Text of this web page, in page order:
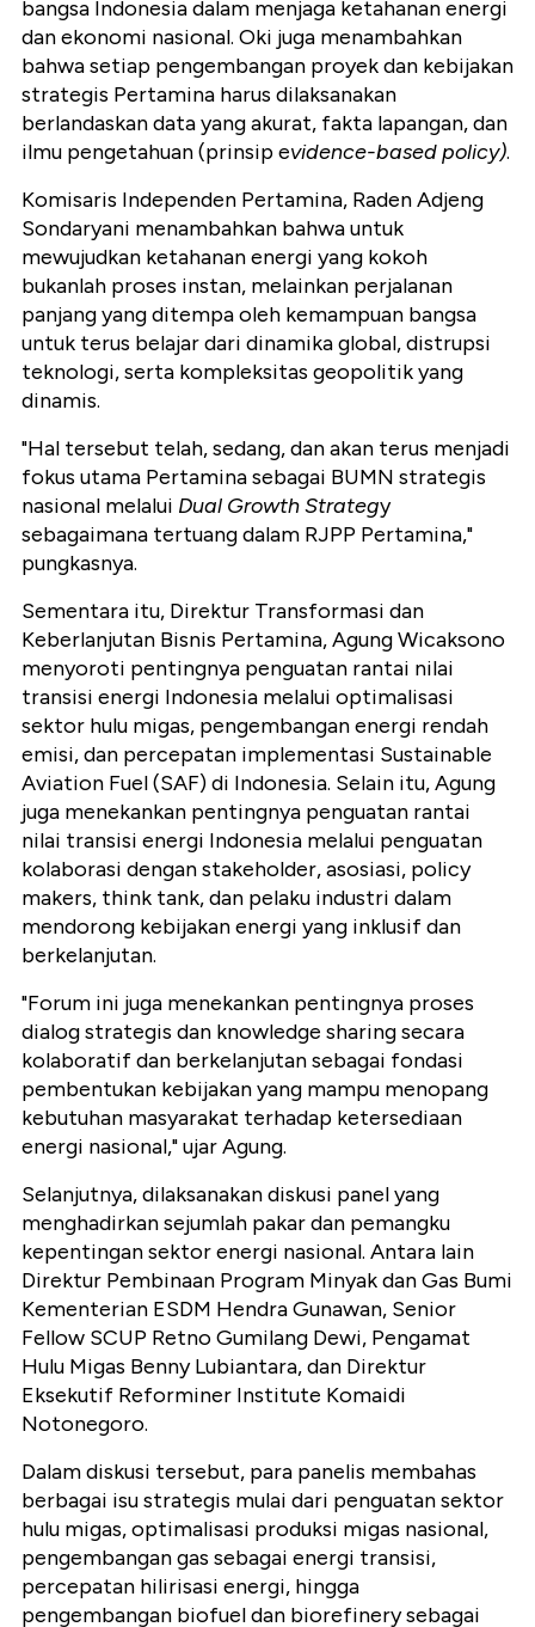
bangsa Indonesia dalam menjaga ketahanan energi
dan ekonomi nasional. Oki juga menambahkan
bahwa setiap pengembangan proyek dan kebijakan
strategis Pertamina harus dilaksanakan
berlandaskan data yang akurat, fakta lapangan, dan
ilmu pengetahuan (prinsip evidence-based policy).
Komisaris Independen Pertamina, Raden Adjeng
Sondaryani menambahkan bahwa untuk
mewujudkan ketahanan energi yang kokoh
bukanlah proses instan, melainkan perjalanan
panjang yang ditempa oleh kemampuan bangsa
untuk terus belajar dari dinamika global, distrupsi
teknologi, serta kompleksitas geopolitik yang
dinamis.
"Hal tersebut telah, sedang, dan akan terus menjadi
fokus utama Pertamina sebagai BUMN strategis
nasional melalui Dual Growth Strategy
sebagaimana tertuang dalam RJPP Pertamina,"
pungkasnya.
Sementara itu, Direktur Transformasi dan
Keberlanjutan Bisnis Pertamina, Agung Wicaksono
menyoroti pentingnya penguatan rantai nilai
transisi energi Indonesia melalui optimalisasi
sektor hulu migas, pengembangan energi rendah
emisi, dan percepatan implementasi Sustainable
Aviation Fuel (SAF) di Indonesia. Selain itu, Agung
juga menekankan pentingnya penguatan rantai
nilai transisi energi Indonesia melalui penguatan
kolaborasi dengan stakeholder, asosiasi, policy
makers, think tank, dan pelaku industri dalam
mendorong kebijakan energi yang inklusif dan
berkelanjutan.
"Forum ini juga menekankan pentingnya proses
dialog strategis dan knowledge sharing secara
kolaboratif dan berkelanjutan sebagai fondasi
pembentukan kebijakan yang mampu menopang
kebutuhan masyarakat terhadap ketersediaan
energi nasional," ujar Agung.
Selanjutnya, dilaksanakan diskusi panel yang
menghadirkan sejumlah pakar dan pemangku
kepentingan sektor energi nasional. Antara lain
Direktur Pembinaan Program Minyak dan Gas Bumi
Kementerian ESDM Hendra Gunawan, Senior
Fellow SCUP Retno Gumilang Dewi, Pengamat
Hulu Migas Benny Lubiantara, dan Direktur
Eksekutif Reforminer Institute Komaidi
Notonegoro.
Dalam diskusi tersebut, para panelis membahas
berbagai isu strategis mulai dari penguatan sektor
hulu migas, optimalisasi produksi migas nasional,
pengembangan gas sebagai energi transisi,
percepatan hilirisasi energi, hingga
pengembangan biofuel dan biorefinery sebagai